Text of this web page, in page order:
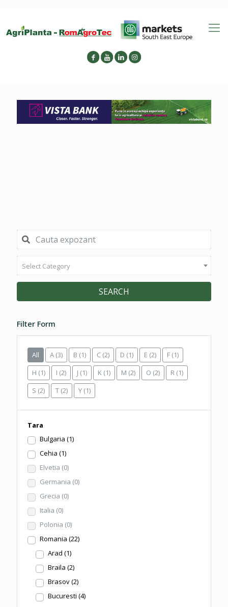
Select Category
SEARCH
Filter Form
All A (3) B (1) C (2) D (1) E (2) F (1)
H (1) I (2) J (1) K (1) M (2) O (2) R (1)
S (2) T (2) Y (1)
Tara
Bulgaria (1)
Cehia (1)
Elvetia (0)
Germania (0)
Grecia (0)
Italia (0)
Polonia (0)
Romania (22)
Arad (1)
Braila (2)
Brasov(2)
Bucuresti (4)